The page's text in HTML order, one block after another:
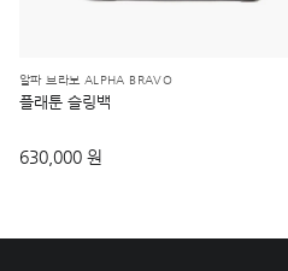
알파 브라보 ALPHA BRAVO
플래툰 슬링백
630,000 원